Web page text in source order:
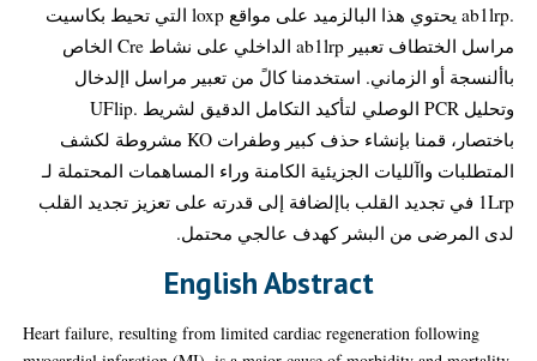
.ab1lrp يحتوي هذا البالزميد على مواقع loxp التي تحيط بكاسيت
مراسل الختطاف تعبير ab1lrp الداخلي على نشاط Cre الخاص
باألنسجة أو الزماني. استخدمنا كالً من تعبير مراسل اإلدخال
وتحليل PCR الوصلي لتأكيد التكامل الدقيق لشريط .UFlip
باختصار، قمنا بإنشاء حذف كبير وطفرات KO مشروطة لكشف
المتطلبات واآلليات الجزيئية الكامنة وراء المساهمات المحتملة لـ
1Lrp في تجديد القلب باإلضافة إلى قدرته على تعزيز تجديد القلب
لدى المرضى من البشر كهدف عالجي محتمل.
English Abstract
Heart failure, resulting from limited cardiac regeneration following